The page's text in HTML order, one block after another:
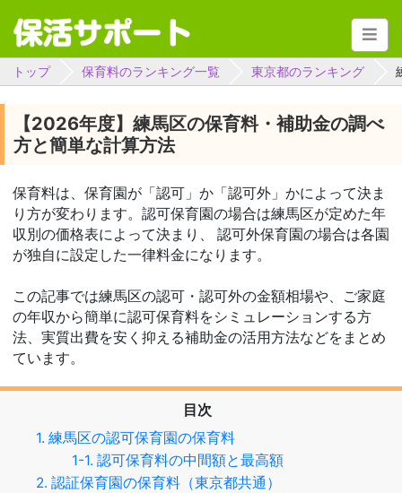
トップ 保育料のランキング一覧 東京都のランキング
【2026年度】練馬区の保育料・補助金の調べ
方と簡単な計算方法
保育料は、保育園が「認可」か「認可外」かによって決ま
り方が変わります。認可保育園の場合は練馬区が定めた年
収別の価格表によって決まり、 認可外保育園の場合は各園
が独自に設定した一律料金になります。
この記事では練馬区の認可・認可外の金額相場や、ご家庭
の年収から簡単に認可保育料をシミュレーションする方
法、実質出費を安く抑える補助金の活用方法などをまとめ
ています。
目次
1. 練馬区の認可保育園の保育料
1-1. 認可保育料の中間額と最高額
2. 認証保育園の保育料（東京都共通）